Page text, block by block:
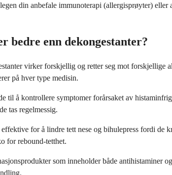
din anbefale immunoterapi (allergisprøyter)
bedre enn dekongestanter?
virker forskjellig og retter seg mot forskjellige
på hver type medisin.
til å kontrollere symptomer forårsaket av
tas regelmessig.
for å lindre tett nese og bihulepress fordi de
for rebound-tetthet.
som inneholder både antihistaminer